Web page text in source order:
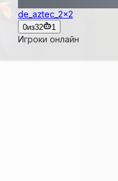
de_aztec_2x2
0из32 1
Игроки онлайн